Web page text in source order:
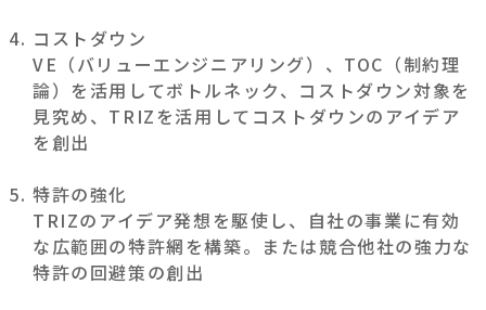
コストダウン
VE（バリューエンジニアリング）、TOC（制約理
論）を活用してボトルネック、コストダウン対象を
見究め、TRIZを活用してコストダウンのアイデア
を創出
特許の強化
TRIZのアイデア発想を駆使し、自社の事業に有効
な広範囲の特許網を構築。または競合他社の強力な
特許の回避策の創出